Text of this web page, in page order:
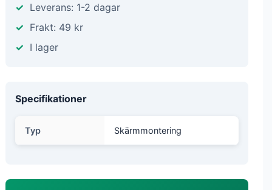
Leverans: 1-2 dagar
Frakt: 49 kr
I lager
Specifikationer
Typ Skärmmontering